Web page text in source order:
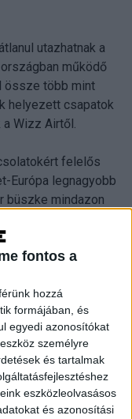
fontos a
hozzá
formájában, és
egyedi azonosítókat
személyre
és tartalmak
eszközleolvasásos
és azonosítási
utazhatnak a
működő
össze több mint
helyezett csapatok
Wizz Airtől.
felelős
Európa legnagyobb
büszke mindazon
a legalacsonyabb
WIZZ
hogy
növekvő
indítjuk el a WIZZ
ad a menedzserek
tegyék
szakmai
A Wizz